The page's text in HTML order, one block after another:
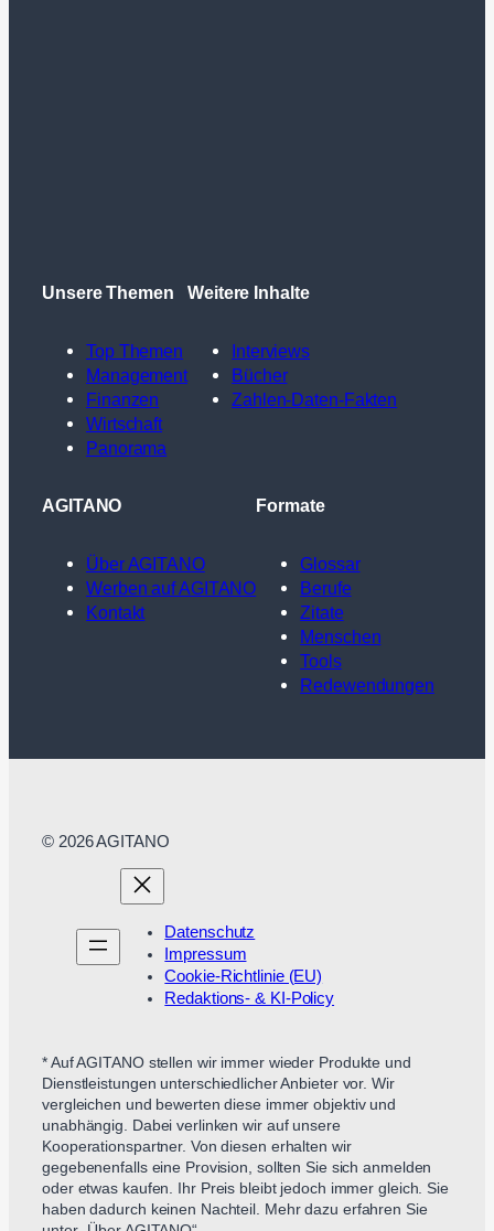
Unsere Themen
Top Themen
Management
Finanzen
Wirtschaft
Panorama
Weitere Inhalte
Interviews
Bücher
Zahlen-Daten-Fakten
AGITANO
Über AGITANO
Werben auf AGITANO
Kontakt
Formate
Glossar
Berufe
Zitate
Menschen
Tools
Redewendungen
© 2026 AGITANO
Datenschutz
Impressum
Cookie-Richtlinie (EU)
Redaktions- & KI-Policy
* Auf AGITANO stellen wir immer wieder Produkte und
Dienstleistungen unterschiedlicher Anbieter vor. Wir
vergleichen und bewerten diese immer objektiv und
unabhängig. Dabei verlinken wir auf unsere
Kooperationspartner. Von diesen erhalten wir
gegebenenfalls eine Provision, sollten Sie sich anmelden
oder etwas kaufen. Ihr Preis bleibt jedoch immer gleich. Sie
haben dadurch keinen Nachteil. Mehr dazu erfahren Sie